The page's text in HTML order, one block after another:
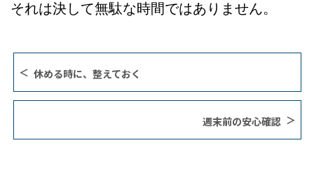
それは決して無駄な時間ではありません。
休める時に、整えておく
週末前の安心確認